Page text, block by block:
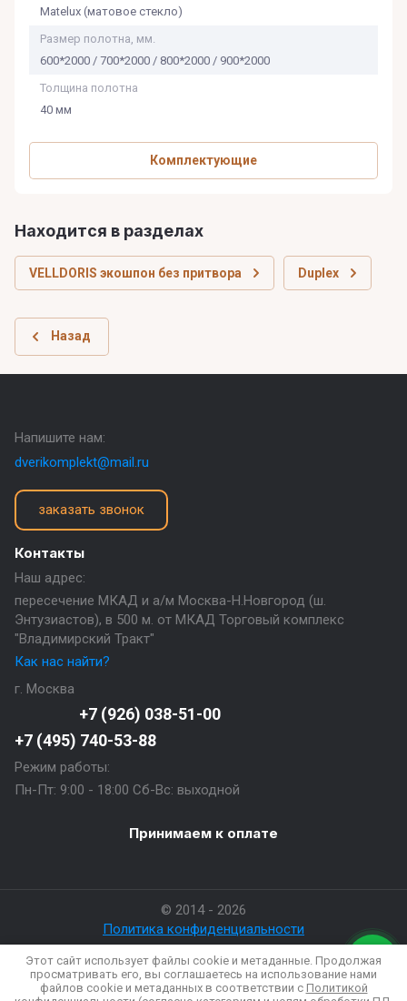
Matelux (матовое стекло)
Размер полотна, мм.
600*2000 / 700*2000 / 800*2000 / 900*2000
Толщина полотна
40 мм
Комплектующие
Находится в разделах
VELLDORIS экошпон без притвора Duplex
Назад
Контакты
Наш адрес:
пересечение МКАД и а/м Москва-Н.Новгород (ш.
Энтузиастов), в 500 м. от МКАД Торговый комплекс
"Владимирский Тракт"
Как нас найти?
г. Москва
+7 (926) 038-51-00
+7 (495) 740-53-88
Режим работы:
Пн-Пт: 9:00 - 18:00 Сб-Вс: выходной
Напишите нам:
dverikomplekt@mail.ru
заказать звонок
Принимаем к оплате
© 2014 - 2026
Политика конфиденциальности
Создание сайтов в студии Мегагрупп
Этот сайт использует файлы cookie и метаданные. Продолжая
просматривать его, вы соглашаетесь на использование нами
файлов cookie и метаданных в соответствии с Политикой